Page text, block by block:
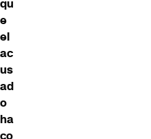
qu
e
el
ac
us
ad
o
ha